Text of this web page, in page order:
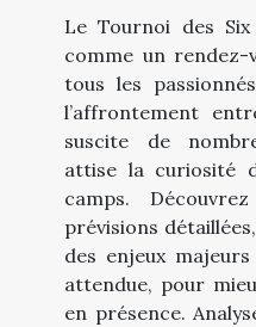
Le Tournoi des Six
comme un rendez-
tous les
l’affrontement
suscite de
attise la curiosité
camps.
prévisions
des enjeux
attendue, pour
en présence.